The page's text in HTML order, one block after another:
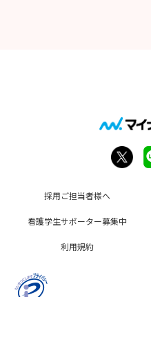
採用ご担当者様へ
看護学生サポーター募集中
利用規約